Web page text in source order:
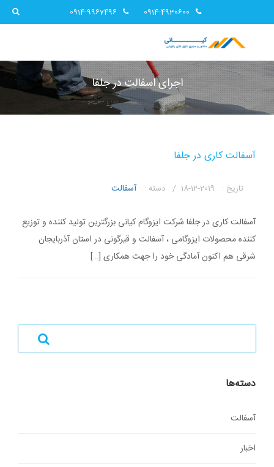
0914-4930600
0914-9967496
اجرای اسفالت در جلفا
آسفالت کاری در جلفا
تاریخ : دسته : آسفالت
آسفالت کاری در جلفا شرکت ایزوگام کیانی بزرگترین تولید کننده و توزیع
کننده محصولات ایزوگامی ، آسفالت و قیرگونی در استان آذربایجان
شرقی هم اکنون آمادگی خود را جهت همکاری […]
دسته‌ها
آسفالت
اخبار